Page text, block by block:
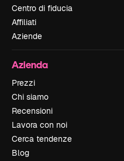
Centro di fiducia
Affiliati
Aziende
Azienda
Prezzi
Chi siamo
Recensioni
Lavora con noi
Cerca tendenze
Blog